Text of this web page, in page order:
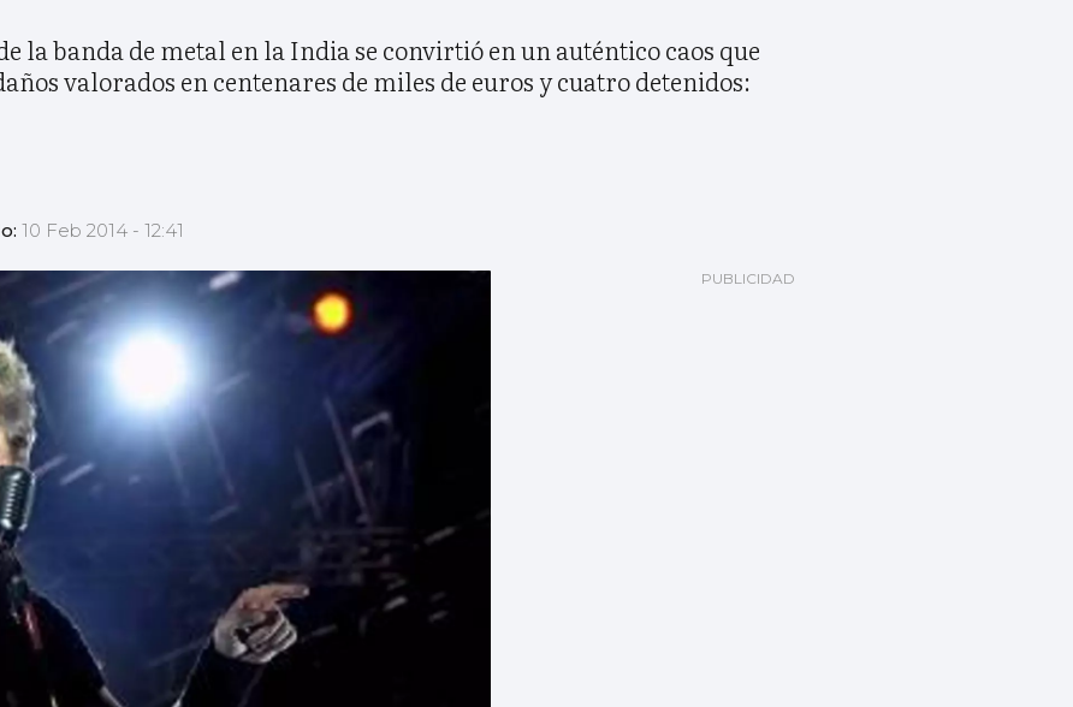
la banda de metal en la India se convirtió en un auténtico caos que
valorados en centenares de miles de euros y cuatro detenidos:
10 Feb 2014 - 12:41